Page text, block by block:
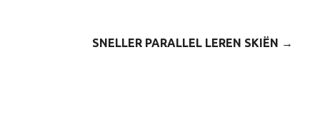
SNELLER PARALLEL LEREN SKIËN →